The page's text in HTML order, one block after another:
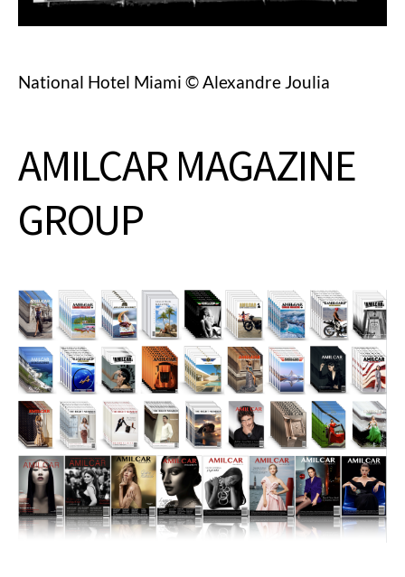
National Hotel Miami © Alexandre Joulia
AMILCAR MAGAZINE
GROUP